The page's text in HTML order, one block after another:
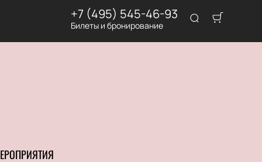
+7 (495) 545-46-93
Билеты и бронирование